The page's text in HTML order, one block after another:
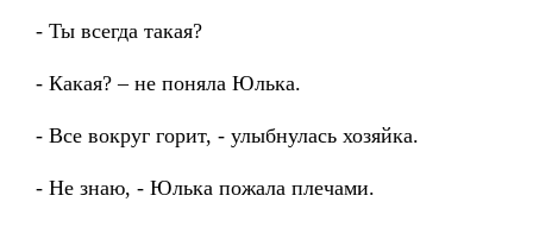
- Ты всегда такая?
- Какая? – не поняла Юлька.
- Все вокруг горит, - улыбнулась хозяйка.
- Не знаю, - Юлька пожала плечами.